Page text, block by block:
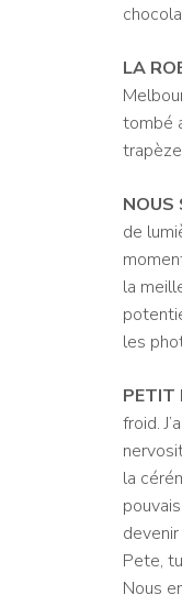
LA
tombé
NOUS
de
la
les
PETIT
froid.
la
Pete,
Nous